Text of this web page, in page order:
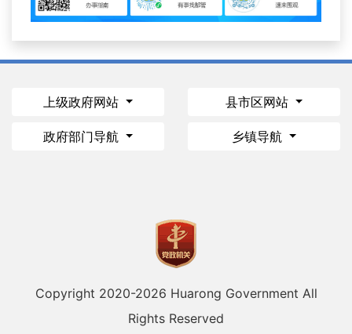
上级政府网站 县市区网站
政府部门导航 乡镇导航
Copyright 2020-2026 Huarong Government All
Rights Reserved